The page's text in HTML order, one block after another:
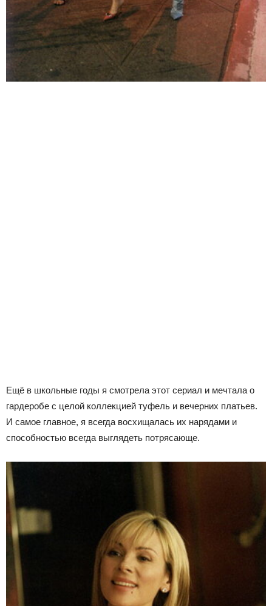
Ещё в школьные годы я смотрела этот сериал и мечтала о
гардеробе с целой коллекцией туфель и вечерних платьев.
И самое главное, я всегда восхищалась их нарядами и
способностью всегда выглядеть потрясающе.